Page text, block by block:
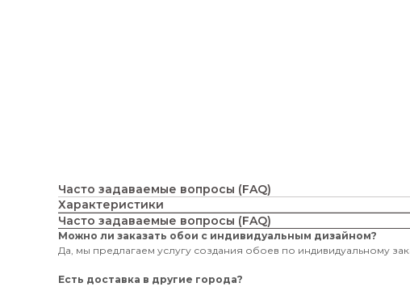
Часто задаваемые вопросы (FAQ)
Характеристики
Часто задаваемые вопросы (FAQ)
Можно ли заказать обои с индивидуальным дизайном?
Да, мы предлагаем услугу создания обоев по индивидуальному
Есть доставка в другие города?